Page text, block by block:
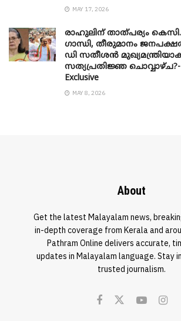
MAY 17, 2026
രാഹുലിന് താത്പര്യം
​ഗാന്ധി, തീരുമാനം
ഡി സതീശൻ
സത്യപ്രതിജ്ഞ ചൊവ്വാഴ്ച?-
Exclusive
MAY 8, 2026
About
Get the latest Malayalam news,
in-depth coverage from Kerala and
Pathram Online delivers accurate,
updates in Malayalam language. Stay
trusted journalism.